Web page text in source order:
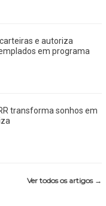
e autoriza
em programa
transforma sonhos em
Ver todos os artigos →